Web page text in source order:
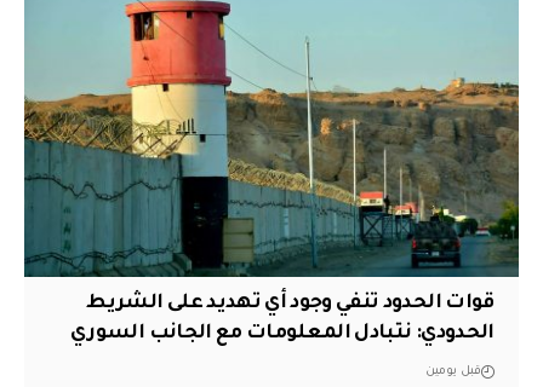
قوات الحدود تنفي وجود أي تهديد على الشريط
الحدودي: نتبادل المعلومات مع الجانب السوري
قبل يومين